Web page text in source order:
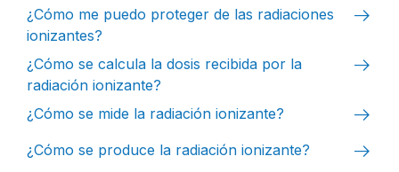
¿Cómo me puedo proteger de las radiaciones
ionizantes?
arrow_right_alt
¿Cómo se calcula la dosis recibida por la
radiación ionizante?
arrow_right_alt
¿Cómo se mide la radiación ionizante? arrow_right_alt
¿Cómo se produce la radiación ionizante? arrow_right_alt